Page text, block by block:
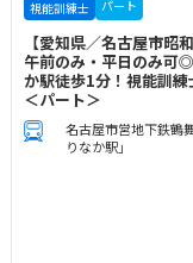
視能訓練士 パート
【愛知県／名古屋市昭
午前のみ・平日のみ可
か駅徒歩1分！視能訓練
＜パート＞
名古屋市営地下鉄鶴
りなか駅」